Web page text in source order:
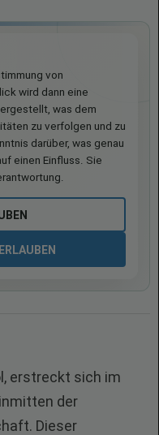
von
wird dann eine
was dem
zu verfolgen und zu
darüber, was genau
einen Einfluss. Sie
erstreckt sich im
der
Dieser